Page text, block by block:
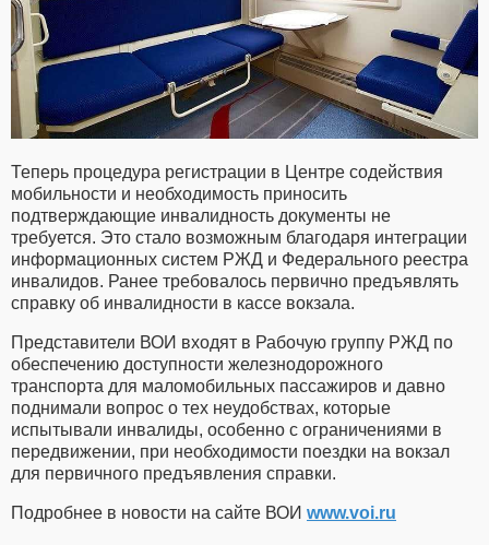
Теперь процедура регистрации в Центре содействия
мобильности и необходимость приносить
подтверждающие инвалидность документы не
требуется. Это стало возможным благодаря интеграции
информационных систем РЖД и Федерального реестра
инвалидов. Ранее требовалось первично предъявлять
справку об инвалидности в кассе вокзала.
Представители ВОИ входят в Рабочую группу РЖД по
обеспечению доступности железнодорожного
транспорта для маломобильных пассажиров и давно
поднимали вопрос о тех неудобствах, которые
испытывали инвалиды, особенно с ограничениями в
передвижении, при необходимости поездки на вокзал
для первичного предъявления справки.
Подробнее в новости на сайте ВОИ www.voi.ru